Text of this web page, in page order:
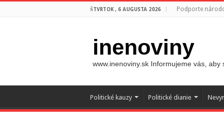
ŠTVRTOK , 6 AUGUSTA 2026 Podporte
inenoviny
www.inenoviny.sk Informujeme vás,
Politické kauzy Politické dianie